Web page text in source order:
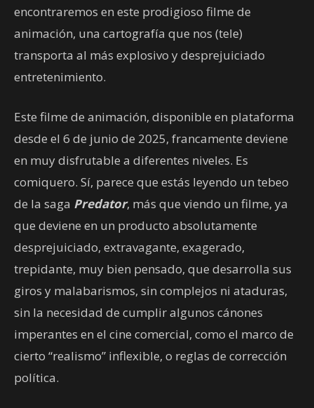
encontraremos en este prodigioso filme de
animación, una cartografía que nos (tele)
transporta al más explosivo y desprejuiciado
entretenimiento.
Este filme de animación, disponible en plataforma
desde el 6 de junio de 2025, francamente deviene
en muy disfrutable a diferentes niveles. Es
comiquero. Sí, parece que estás leyendo un tebeo
de la saga Predator, más que viendo un filme, ya
que deviene en un producto absolutamente
desprejuiciado, extravagante, exagerado,
trepidante, muy bien pensado, que desarrolla sus
giros y malabarismos, sin complejos ni ataduras,
sin la necesidad de cumplir algunos cánones
imperantes en el cine comercial, como el marco de
cierto “realismo” inflexible, o reglas de corrección
política.